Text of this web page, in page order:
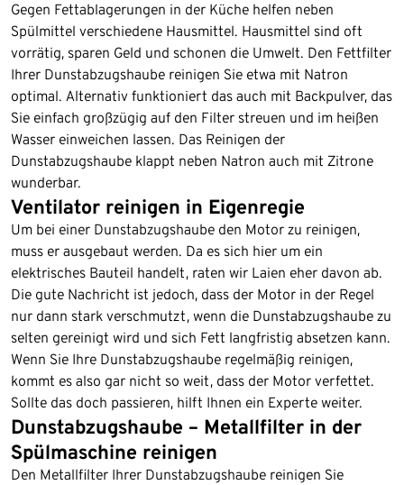
Gegen Fettablagerungen in der Küche helfen neben
Spülmittel verschiedene Hausmittel. Hausmittel sind oft
vorrätig, sparen Geld und schonen die Umwelt. Den Fettﬁlter
Ihrer Dunstabzugshaube reinigen Sie etwa mit Natron
optimal. Alternativ funktioniert das auch mit Backpulver, das
Sie einfach großzügig auf den Filter streuen und im heißen
Wasser einweichen lassen. Das Reinigen der
Dunstabzugshaube klappt neben Natron auch mit Zitrone
wunderbar.
Ventilator reinigen in Eigenregie
Um bei einer Dunstabzugshaube den Motor zu reinigen,
muss er ausgebaut werden. Da es sich hier um ein
elektrisches Bauteil handelt, raten wir Laien eher davon ab.
Die gute Nachricht ist jedoch, dass der Motor in der Regel
nur dann stark verschmutzt, wenn die Dunstabzugshaube zu
selten gereinigt wird und sich Fett langfristig absetzen kann.
Wenn Sie Ihre Dunstabzugshaube regelmäßig reinigen,
kommt es also gar nicht so weit, dass der Motor verfettet.
Sollte das doch passieren, hilft Ihnen ein Experte weiter.
Dunstabzugshaube – Metallﬁlter in der
Spülmaschine reinigen
Den Metallﬁlter Ihrer Dunstabzugshaube reinigen Sie